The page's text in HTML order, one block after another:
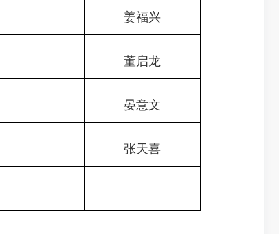
姜福兴
董启龙
晏意文
张天喜